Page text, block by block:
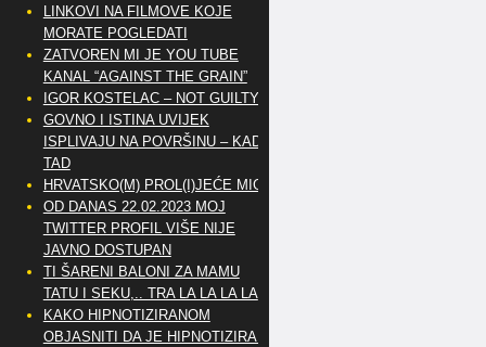
LINKOVI NA FILMOVE KOJE
MORATE POGLEDATI
ZATVOREN MI JE YOU TUBE
KANAL “AGAINST THE GRAIN”
IGOR KOSTELAC – NOT GUILTY
GOVNO I ISTINA UVIJEK
ISPLIVAJU NA POVRŠINU – KAD
TAD
HRVATSKO(M) PROL(I)JEĆE MIG
OD DANAS 22.02.2023 MOJ
TWITTER PROFIL VIŠE NIJE
JAVNO DOSTUPAN
TI ŠARENI BALONI ZA MAMU
TATU I SEKU,.. TRA LA LA LA LA
KAKO HIPNOTIZIRANOM
OBJASNITI DA JE HIPNOTIZIRAN